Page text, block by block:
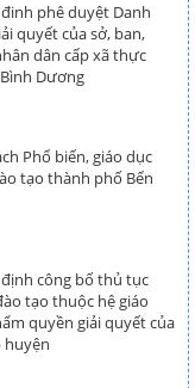
phê duyệt Danh
quyết của sở, ban,
dân cấp xã thực
Dương
Phổ biến, giáo dục
tạo thành phố Bến
công bố thủ tục
tạo thuộc hệ giáo
quyền giải quyết của
huyện